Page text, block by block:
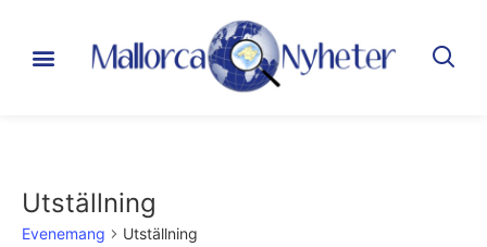
Utställning
Evenemang Utställning